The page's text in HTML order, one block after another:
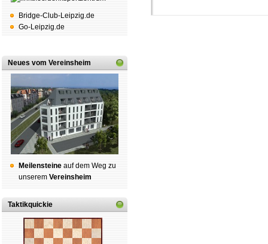
Bridge-Club-Leipzig.de
Go-Leipzig.de
Neues vom Vereinsheim
Mei­len­stei­ne auf dem Weg zu
un­se­rem Ver­eins­heim
Taktikquickie